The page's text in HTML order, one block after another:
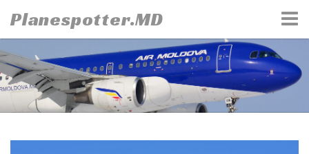
to
content
Planespotter.MD